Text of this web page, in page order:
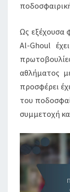
Ως εξέχουσα
Al-Ghoul
αθλήματος
προσφέρει
του
συμμετοχή